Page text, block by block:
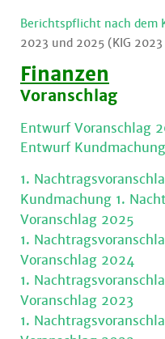
Berichtspflicht nach dem
2023 und 2025 (KIG
Finanzen
Voranschlag
Entwurf Voranschlag
Entwurf
1.
Kundmachung 1.
Voranschlag 2025
1.
Voranschlag 2024
1.
Voranschlag 2023
1.